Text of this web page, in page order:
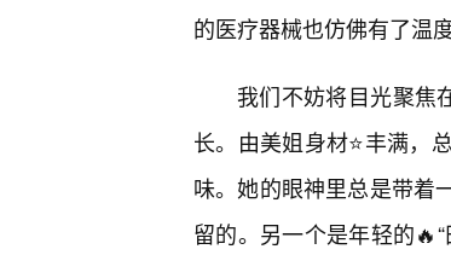
的医疗器械也仿佛有了温度
我们不妨将目光聚焦
长。由美姐身材⭐丰满，
味。她的眼神里总是带着
留的。另一个是年轻的